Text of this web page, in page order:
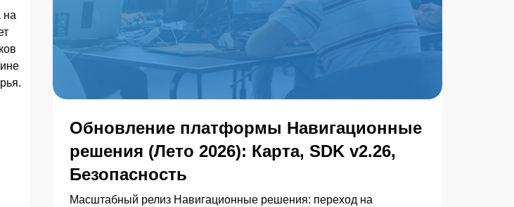
на
Обновление платформы Навигационные
решения (Лето 2026): Карта, SDK v2.26,
Безопасность
Масштабный релиз Навигационные решения: переход на